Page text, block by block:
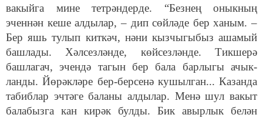
вакыйга мине тетрәндерде. “Безнең оныкның
эченнән кеше алдылар, – дип сөйләде бер ханым. –
Бер яшь тулып киткәч, нәни кызчыгыбыз ашамый
башлады. Хәлсезләнде, көйсезләнде. Тикшерә
башлагач, эчендә тагын бер бала барлыгы ачык-
ланды. Йөрәкләре бер-берсенә кушылган... Казанда
табиблар эчтәге баланы алдылар. Менә шул вакыт
балабызга кан кирәк булды. Бик авырлык белән